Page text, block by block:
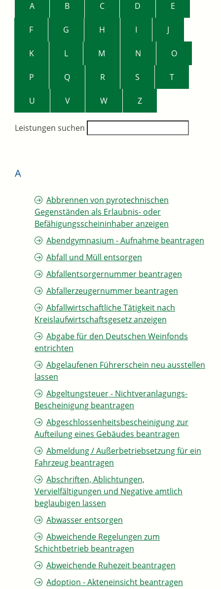
A B C D E
F G H I J
K L M N O
P Q R S T
U V W Z
Leistungen suchen
A
Abbrennen von pyrotechnischen
Gegenständen als Erlaubnis- oder
Befähigungsscheininhaber anzeigen
Abendgymnasium - Aufnahme beantragen
Abfall und Müll entsorgen
Abfallentsorgernummer beantragen
Abfallerzeugernummer beantragen
Abfallwirtschaftliche Tätigkeit nach
Kreislaufwirtschaftsgesetz anzeigen
Abgabe für den Deutschen Weinfonds
entrichten
Abgelaufenen Führerschein neu ausstellen
lassen
Abgeltungsteuer - Nichtveranlagungs-
Bescheinigung beantragen
Abgeschlossenheitsbescheinigung zur
Aufteilung eines Gebäudes beantragen
Abmeldung / Außerbetriebsetzung für ein
Fahrzeug beantragen
Abschriften, Ablichtungen,
Vervielfältigungen und Negative amtlich
beglaubigen lassen
Abwasser entsorgen
Abweichende Regelungen zum
Schichtbetrieb beantragen
Abweichende Ruhezeit beantragen
Adoption - Akteneinsicht beantragen